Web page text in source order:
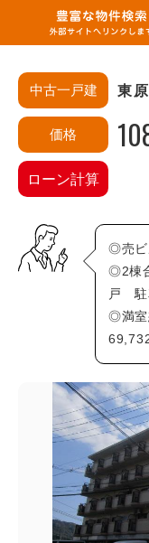
エリアから探す
あ行・か行
相田(3)
大塚西(0)
大塚東(0)
大町(0)
大町東(0)
上安町(0)
祇園(2)
た行
な行
は行
中古一戸建 東
価格
ローン計算
◎売ビ
◎2棟
戸 駐
◎満室